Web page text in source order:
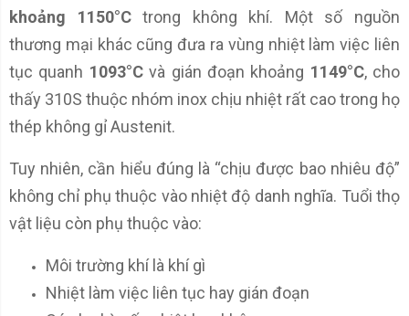
khoảng 1150°Ctrong không khí. Một số nguồn
thương mại khác cũng đưa ra vùng nhiệt làm việc liên
tục quanh 1093°Cvà gián đoạn khoảng 1149°C, cho
thấy 310S thuộc nhóm inox chịu nhiệt rất cao trong họ
thép không gỉ Austenit.
Tuy nhiên, cần hiểu đúng là “chịu được bao nhiêu độ”
không chỉ phụ thuộc vào nhiệt độ danh nghĩa. Tuổi thọ
vật liệu còn phụ thuộc vào:
Môi trường khí là khí gì
Nhiệt làm việc liên tục hay gián đoạn